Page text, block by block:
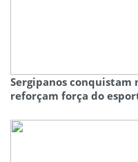
Sergipanos conquistam
reforçam força do